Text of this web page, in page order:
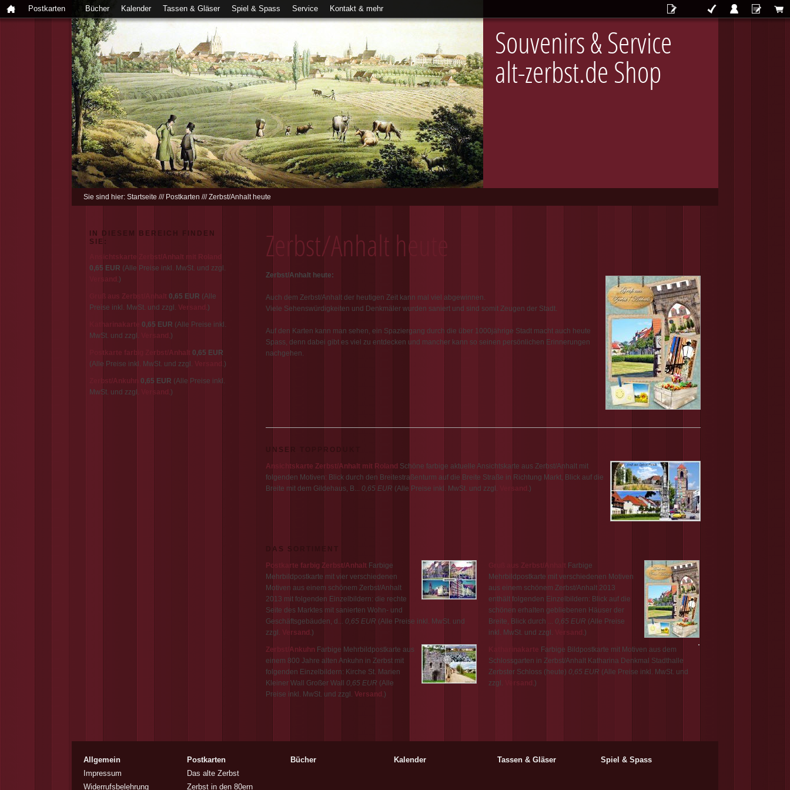
Postkarten Bücher Kalender Tassen & Gläser Spiel & Spass Service Kontakt & mehr
Souvenirs & Service
alt-zerbst.de Shop
Sie sind hier: Startseite /// Postkarten ///Zerbst/Anhalt heute
Zerbst/Anhalt heute
Zerbst/Anhalt heute:
Auch dem Zerbst/Anhalt der heutigen Zeit kann mal viel abgewinnen.
Viele Sehenswürdigkeiten und Denkmäler wurden saniert und sind somit Zeugen der Stadt.
Auf den Karten kann man sehen, ein Spaziergang durch die über 1000jährige Stadt macht auch heute
Spass, denn dabei gibt es viel zu entdecken und mancher kann so seinen persönlichen Erinnerungen
nachgehen.
UNSER TOPPRODUKT
Ansichtskarte Zerbst/Anhalt mit Roland Schöne farbige aktuelle Ansichtskarte aus Zerbst/Anhalt mit
folgenden Motiven: Blick durch den Breitestraßenturm auf die Breite Straße in Richtung Markt, Blick auf die
Breite mit dem Gildehaus, B... 0,65 EUR (Alle Preise inkl. MwSt. und zzgl. Versand .)
DAS SORTIMENT
Postkarte farbig Zerbst/Anhalt Farbige
Mehrbildpostkarte mit vier verschiedenen
Motiven aus einem schönem Zerbst/Anhalt
2013 mit folgenden Einzelbildern: die rechte
Seite des Marktes mit sanierten Wohn- und
Geschäftsgebäuden, d... 0,65 EUR (Alle Preise inkl. MwSt. und
zzgl. Versand .)
Zerbst/Ankuhn Farbige Mehrbildpostkarte aus
einem 800 Jahre alten Ankuhn in Zerbst mit
folgenden Einzelbildern: Kirche St. Marien
Kleiner Wall Großer Wall 0,65 EUR (Alle
Preise inkl. MwSt. und zzgl. Versand .)
Gruß aus Zerbst/Anhalt Farbige
Mehrbildpostkarte mit verschiedenen Motiven
aus einem schönem Zerbst/Anhalt 2013
enthält folgenden Einzelbildern: Blick auf die
schönen erhalten gebliebenen Häuser der
Breite, Blick durch ... 0,65 EUR (Alle Preise
inkl. MwSt. und zzgl.
Versand .)
Katharinakarte Farbige Bildpostkarte mit Motiven aus dem
Schlossgarten in Zerbst/Anhalt Katharina Denkmal Stadthalle
Zerbster Schloss (heute) 0,65 EUR (Alle Preise inkl. MwSt. und
zzgl.
Versand .)
IN DIESEM BEREICH FINDEN
SIE:
Ansichtskarte Zerbst/Anhalt mit Roland
0,65 EUR (Alle Preise inkl. MwSt. und zzgl.
Versand .)
Gruß aus Zerbst/Anhalt 0,65 EUR (Alle
Preise inkl. MwSt. und zzgl. Versand .)
Katharinakarte 0,65 EUR (Alle Preise inkl.
MwSt. und zzgl.
Versand .)
Postkarte farbig Zerbst/Anhalt 0,65 EUR
(Alle Preise inkl. MwSt. und zzgl. Versand .)
Zerbst/Ankuhn 0,65 EUR (Alle Preise inkl.
MwSt. und zzgl.
Versand .)
Allgemein
Impressum
Widerrufsbelehrung
Postkarten
Das alte Zerbst
Zerbst in den 80ern
Bücher Kalender Tassen & Gläser Spiel & Spass